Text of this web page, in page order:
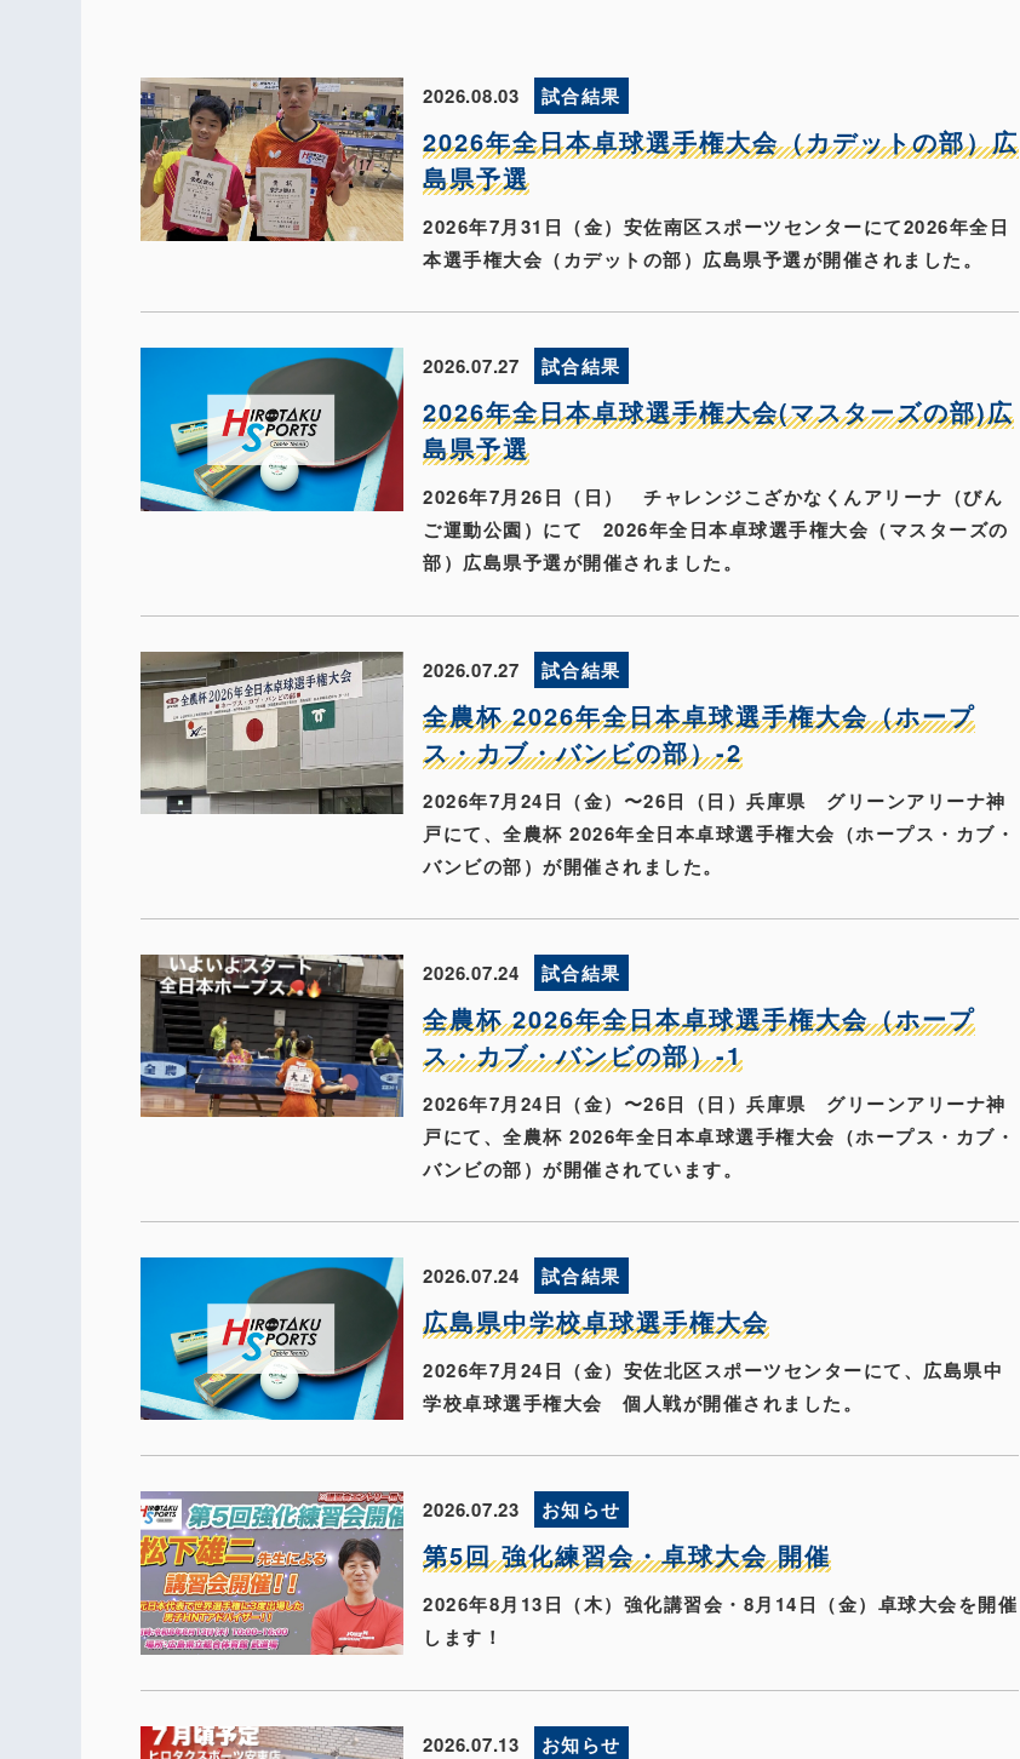
2026.08.03 試合結果
2026年全日本卓球選手権大会（カデットの部）広
島県予選
2026年7月31日（金）安佐南区スポーツセンターにて2026年全日
本選手権大会（カデットの部）広島県予選が開催されました。
2026.07.27 試合結果
2026年全日本卓球選手権大会(マスターズの部)広
島県予選
2026年7月26日（日） チャレンジこざかなくんアリーナ（びん
ご運動公園）にて 2026年全日本卓球選手権大会（マスターズの
部）広島県予選が開催されました。
2026.07.27 試合結果
全農杯 2026年全日本卓球選手権大会（ホープ
ス・カブ・バンビの部）-2
2026年7月24日（金）〜26日（日）兵庫県 グリーンアリーナ神
戸にて、全農杯 2026年全日本卓球選手権大会（ホープス・カブ・
バンビの部）が開催されました。
2026.07.24 試合結果
全農杯 2026年全日本卓球選手権大会（ホープ
ス・カブ・バンビの部）-1
2026年7月24日（金）〜26日（日）兵庫県 グリーンアリーナ神
戸にて、全農杯 2026年全日本卓球選手権大会（ホープス・カブ・
バンビの部）が開催されています。
2026.07.24 試合結果
広島県中学校卓球選手権大会
2026年7月24日（金）安佐北区スポーツセンターにて、広島県中
学校卓球選手権大会 個人戦が開催されました。
2026.07.23 お知らせ
第5回 強化練習会・卓球大会 開催
2026年8月13日（木）強化講習会・8月14日（金）卓球大会を開催
します！
2026.07.13 お知らせ